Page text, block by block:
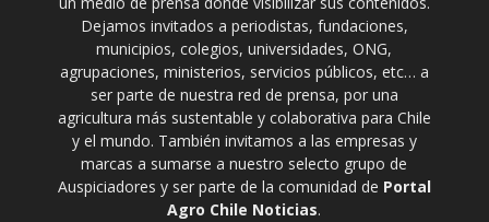
Dejamos invitados a periodistas, fundaciones,
municipios, colegios, universidades, ONG,
agrupaciones, ministerios, servicios públicos, etc… a
ser parte de nuestra red de prensa, por una
agricultura más sustentable y colaborativa para Chile
y el mundo. También invitamos a las empresas y
marcas a sumarse a nuestro selecto grupo de
Auspiciadores y ser parte de la comunidad de Portal
Agro Chile Noticias.